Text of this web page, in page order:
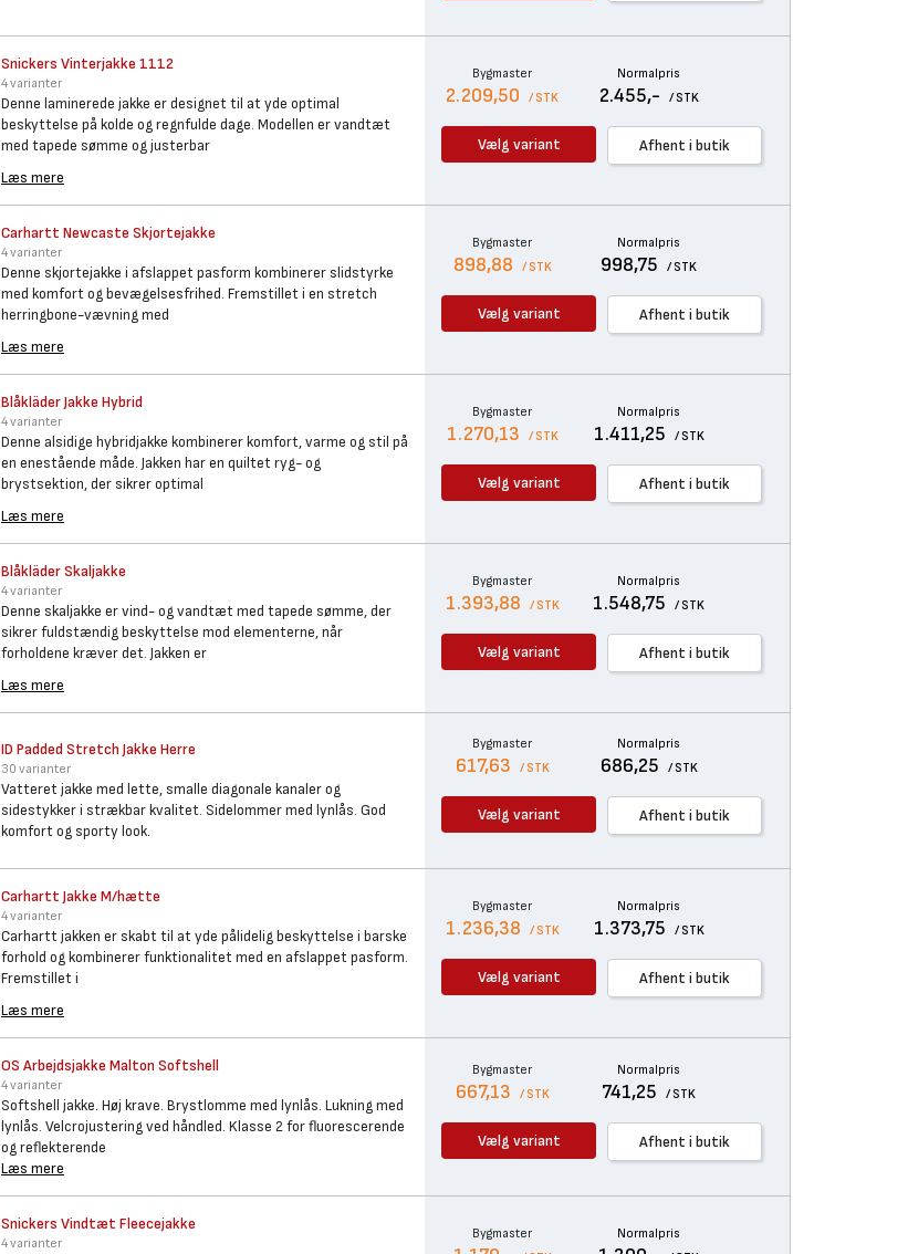
Snickers Vinterjakke 1112
4 varianter
Denne laminerede jakke er designet til at yde optimal
beskyttelse på kolde og regnfulde dage. Modellen er vandtæt
med tapede sømme og justerbar
Læs mere
Bygmaster
2.209,50 / STK
Normalpris
2.455,- / STK
Vælg variant Afhent i butik
Carhartt Newcaste Skjortejakke
4 varianter
Denne skjortejakke i afslappet pasform kombinerer slidstyrke
med komfort og bevægelsesfrihed. Fremstillet i en stretch
herringbone-vævning med
Læs mere
Bygmaster
898,88 / STK
Normalpris
998,75 / STK
Vælg variant Afhent i butik
Blåkläder Jakke Hybrid
4 varianter
Denne alsidige hybridjakke kombinerer komfort, varme og stil på
en enestående måde. Jakken har en quiltet ryg- og
brystsektion, der sikrer optimal
Læs mere
Bygmaster
1.270,13 / STK
Normalpris
1.411,25 / STK
Vælg variant Afhent i butik
Blåkläder Skaljakke
4 varianter
Denne skaljakke er vind- og vandtæt med tapede sømme, der
sikrer fuldstændig beskyttelse mod elementerne, når
forholdene kræver det. Jakken er
Læs mere
Bygmaster
1.393,88 / STK
Normalpris
1.548,75 / STK
Vælg variant Afhent i butik
ID Padded Stretch Jakke Herre
30 varianter
Vatteret jakke med lette, smalle diagonale kanaler og
sidestykker i strækbar kvalitet. Sidelommer med lynlås. God
komfort og sporty look.
Bygmaster
617,63 / STK
Normalpris
686,25 / STK
Vælg variant Afhent i butik
Carhartt Jakke M/hætte
4 varianter
Carhartt jakken er skabt til at yde pålidelig beskyttelse i barske
forhold og kombinerer funktionalitet med en afslappet pasform.
Fremstillet i
Læs mere
Bygmaster
1.236,38 / STK
Normalpris
1.373,75 / STK
Vælg variant Afhent i butik
OS Arbejdsjakke Malton Softshell
4 varianter
Softshell jakke. Høj krave. Brystlomme med lynlås. Lukning med
lynlås. Velcrojustering ved håndled. Klasse 2 for fluorescerende
og reflekterende
Læs mere
Bygmaster
667,13 / STK
Normalpris
741,25 / STK
Vælg variant Afhent i butik
Snickers Vindtæt Fleecejakke
4 varianter
Bygmaster Normalpris